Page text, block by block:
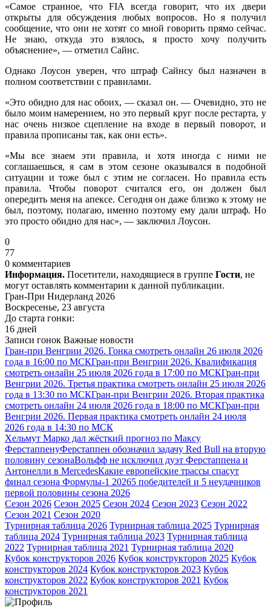
«Самое странное, что FIA всегда говорит, что их двери
открыты для обсуждения любых вопросов. Но я получил
сообщение, что они не хотят со мной говорить прямо сейчас.
Не знаю, откуда это взялось, я просто хочу получить
объяснение», — отметил Сайнс.
Однако Лоусон уверен, что штраф Сайнсу был назначен в
полном соответствии с правилами.
«Это обидно для нас обоих, — сказал он. — Очевидно, это не
было моим намерением, но это первый круг после рестарта, у
нас очень низкое сцепление на входе в первый поворот, и
правила прописаны так, как они есть».
«Мы все знаем эти правила, и хотя иногда с ними не
соглашаешься, я сам в этом сезоне оказывался в подобной
ситуации и тоже был с этим не согласен. Но правила есть
правила. Чтобы поворот считался его, он должен был
опередить меня на апексе. Сегодня он даже близко к этому не
был, поэтому, полагаю, именно поэтому ему дали штраф. Но
это просто обидно для нас», — заключил Лоусон.
0
77
0 комментариев
Информация. Посетители, находящиеся в группе Гости, не
могут оставлять комментарии к данной публикации.
Гран-При Нидерланд 2026
Воскресенье, 23 августа
До старта гонки:
16 дней
Записи гонок Важные новости
Гран-при Венгрии 2026. Гонка смотреть онлайн 26 июля 2026
года в 16:00 по МСКГран-при Венгрии 2026. Квалификация
смотреть онлайн 25 июля 2026 года в 17:00 по МСКГран-при
Венгрии 2026. Третья практика смотреть онлайн 25 июля 2026
года в 13:30 по МСКГран-при Венгрии 2026. Вторая практика
смотреть онлайн 24 июля 2026 года в 18:00 по МСКГран-при
Венгрии 2026. Первая практика смотреть онлайн 24 июля
2026 года в 14:30 по МСК
Хельмут Марко дал жёсткий прогноз по Максу
ФерстаппенуФерстаппен обозначил задачу Red Bull на вторую
половину сезонаВольфф не исключил дуэт Ферстаппена и
Антонелли в MercedesКакие европейские трассы спасут
финал сезона Формулы-1 20265 победителей и 5 неудачников
первой половины сезона 2026
Сезон 2026 Сезон 2025 Сезон 2024 Сезон 2023 Сезон 2022
Сезон 2021 Сезон 2020
Турнирная таблица 2026 Турнирная таблица 2025 Турнирная
таблица 2024 Турнирная таблица 2023 Турнирная таблица
2022 Турнирная таблица 2021 Турнирная таблица 2020
Кубок конструкторов 2026 Кубок конструкторов 2025 Кубок
конструкторов 2024 Кубок конструкторов 2023 Кубок
конструкторов 2022 Кубок конструкторов 2021 Кубок
конструкторов 2021